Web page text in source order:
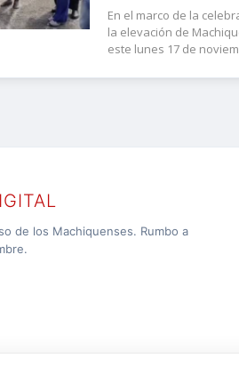
En el marco de la
la elevación de
este lunes 17 de
de los Machiquenses. Rumbo a